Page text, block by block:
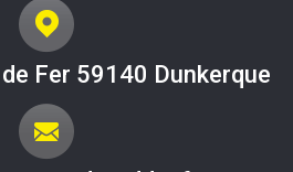
Fer 59140 Dunkerque